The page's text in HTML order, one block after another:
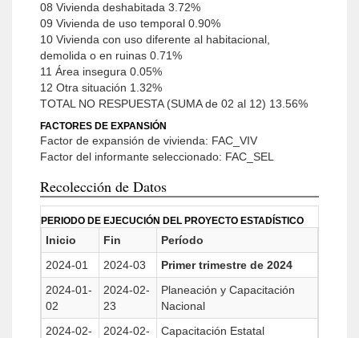
08 Vivienda deshabitada 3.72%
09 Vivienda de uso temporal 0.90%
10 Vivienda con uso diferente al habitacional,
demolida o en ruinas 0.71%
11 Área insegura 0.05%
12 Otra situación 1.32%
TOTAL NO RESPUESTA (SUMA de 02 al 12) 13.56%
FACTORES DE EXPANSIÓN
Factor de expansión de vivienda: FAC_VIV
Factor del informante seleccionado: FAC_SEL
Recolección de Datos
PERIODO DE EJECUCIÓN DEL PROYECTO ESTADÍSTICO
Inicio Fin
Período
2024-01
2024-03
Primer trimestre de 2024
2024-01-
02
2024-02-
23
Planeación y Capacitación
Nacional
2024-02-
2024-02-
Capacitación Estatal